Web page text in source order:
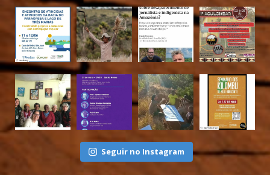
Seguir no Instagram